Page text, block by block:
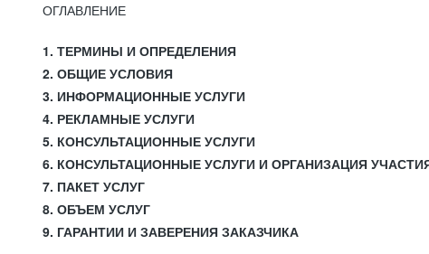
ОГЛАВЛЕНИЕ
1. ТЕРМИНЫ И ОПРЕДЕЛЕНИЯ
2. ОБЩИЕ УСЛОВИЯ
3. ИНФОРМАЦИОННЫЕ УСЛУГИ
4. РЕКЛАМНЫЕ УСЛУГИ
5. КОНСУЛЬТАЦИОННЫЕ УСЛУГИ
6. КОНСУЛЬТАЦИОННЫЕ УСЛУГИ И ОРГАНИЗАЦИЯ
7. ПАКЕТ УСЛУГ
8. ОБЪЕМ УСЛУГ
9. ГАРАНТИИ И ЗАВЕРЕНИЯ ЗАКАЗЧИКА